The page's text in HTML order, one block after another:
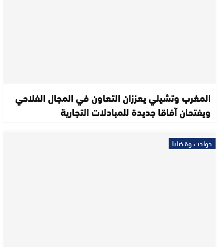
المغرب وتشيلي يعززان التعاون في المجال الفلاحي
ويفتحان آفاقا جديدة للمبادلات التجارية
حوادث وقضايا